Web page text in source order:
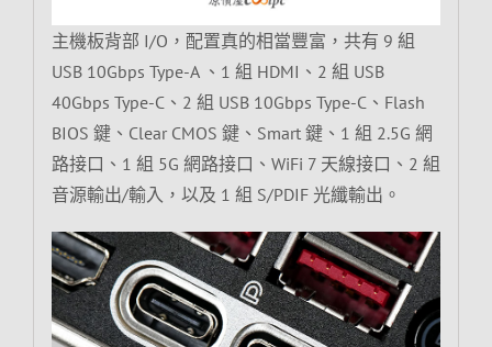
主機板背部 I/O，配置真的相當豐富，共有 9 組
USB 10Gbps Type-A 、1 組 HDMI、2 組 USB
40Gbps Type-C、2 組 USB 10Gbps Type-C、Flash
BIOS 鍵、Clear CMOS 鍵、Smart 鍵、1 組 2.5G 網
路接口、1 組 5G 網路接口、WiFi 7 天線接口、2 組
音源輸出/輸入，以及 1 組 S/PDIF 光纖輸出。